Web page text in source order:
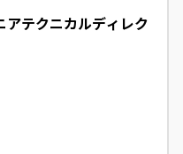
アテクニカルディレク